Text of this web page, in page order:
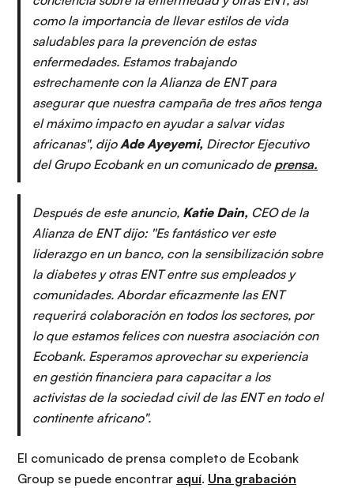
como la importancia de llevar estilos de vida
saludables para la prevención de estas
enfermedades. Estamos trabajando
estrechamente con la Alianza de ENT para
asegurar que nuestra campaña de tres años tenga
el máximo impacto en ayudar a salvar vidas
africanas", dijoAde Ayeyemi, Director Ejecutivo
del Grupo Ecobank en un comunicado de prensa.
Después de este anuncio, Katie Dain, CEO de la
Alianza de ENT dijo: ''Es fantástico ver este
liderazgo en un banco, con la sensibilización sobre
la diabetes y otras ENT entre sus empleados y
comunidades. Abordar eficazmente las ENT
requerirá colaboración en todos los sectores, por
lo que estamos felices con nuestra asociación con
Ecobank. Esperamos aprovechar su experiencia
en gestión financiera para capacitar a los
activistas de la sociedad civil de las ENT en todo el
continente africano".
El comunicado de prensa completo de Ecobank
Group se puede encontrar aquí. Una grabación